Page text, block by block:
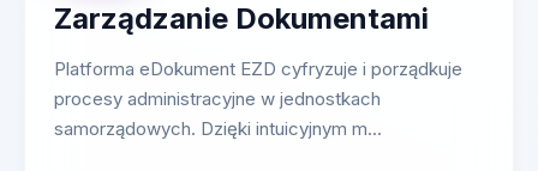
Zarządzanie Dokumentami
Platforma eDokument EZD cyfryzuje i porządkuje
procesy administracyjne w jednostkach
samorządowych. Dzięki intuicyjnym m...